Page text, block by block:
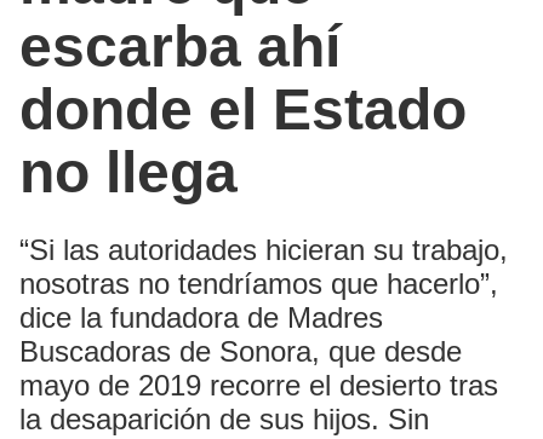
escarba ahí
donde el Estado
no llega
“Si las autoridades hicieran su trabajo,
nosotras no tendríamos que hacerlo”,
dice la fundadora de Madres
Buscadoras de Sonora, que desde
mayo de 2019 recorre el desierto tras
la desaparición de sus hijos. Sin